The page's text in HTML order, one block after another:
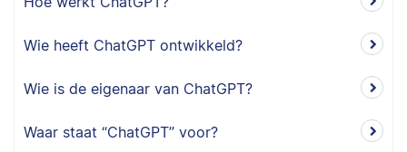
Wie heeft ChatGPT ontwikkeld?
Wie is de eigenaar van ChatGPT?
Waar staat “ChatGPT” voor?